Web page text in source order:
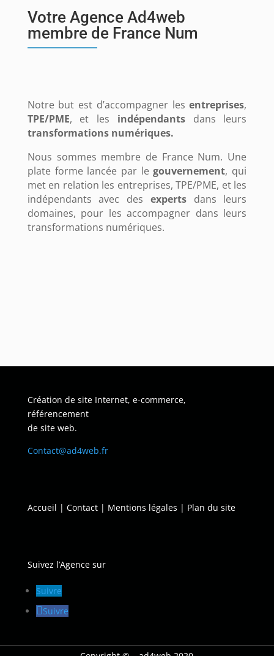
Votre Agence Ad4web
membre de France Num
Notre but est d’accompagner lesentreprises,
TPE/PME, et les indépendantsdans leurs
transformations numériques.
Nous sommes membre de France Num. Une
plate forme lancée par legouvernement, qui
met en relation les entreprises, TPE/PME, et les
indépendants avec des expertsdans leurs
domaines, pour les accompagner dans leurs
transformations numériques.
Création de site Internet, e-commerce,
référencement
de site web.
Contact@ad4web.fr
Accueil | Contact| Mentions légales | Plan du site
Suivez l’Agence sur
Suivre
Suivre